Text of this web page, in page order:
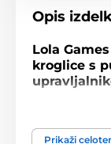
Opis
Lola
kroglice s
zasnovane za
Prikaži